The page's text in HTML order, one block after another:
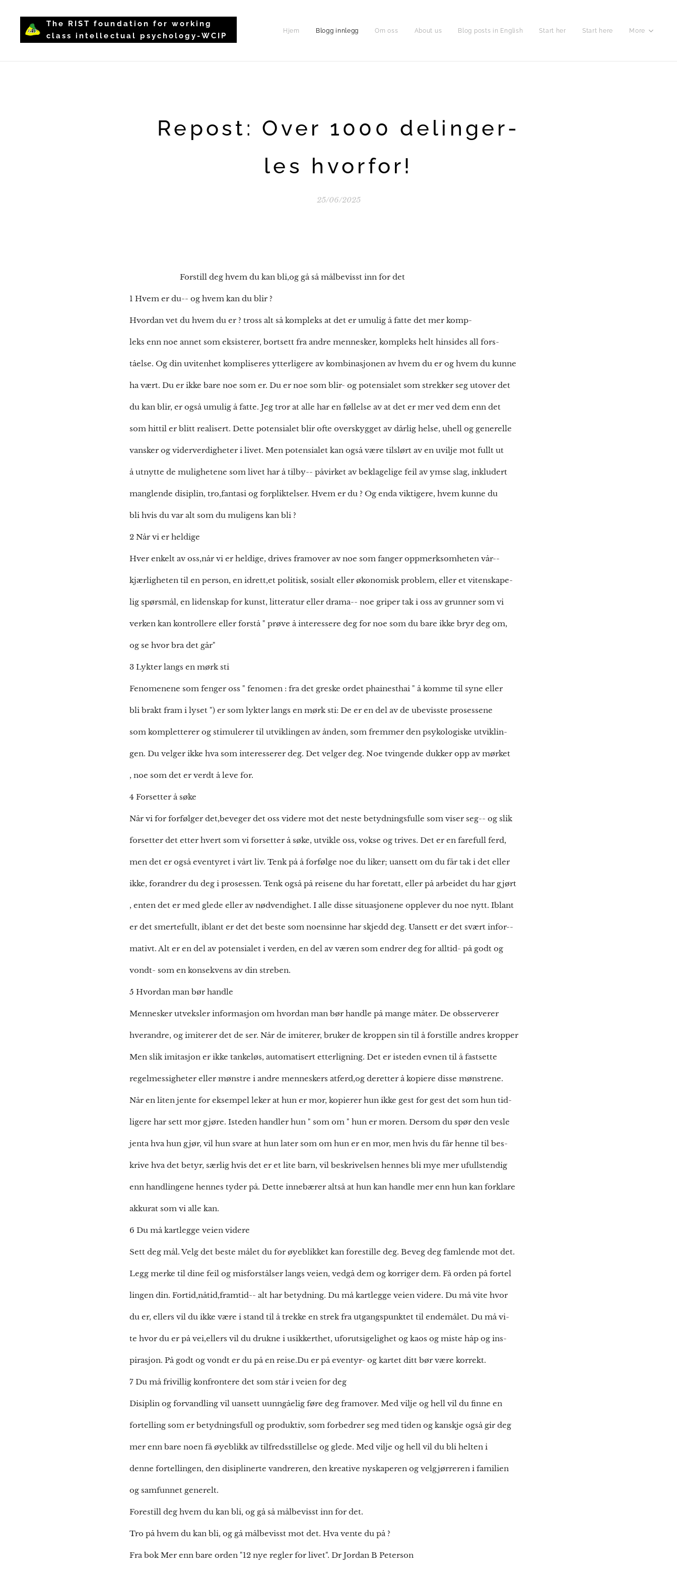
The RIST foundation for working
class intellectual psychology-WCIP
Hjem Blogg innlegg Om oss About us Blog posts in English Start her Start here More
Repost: Over 1000 delinger-
les hvorfor!
25/06/2025
Forstill deg hvem du kan bli,og gå så målbevisst inn for det
1 Hvem er du-- og hvem kan du blir ?
Hvordan vet du hvem du er ? tross alt så kompleks at det er umulig å fatte det mer komp-
leks enn noe annet som eksisterer, bortsett fra andre mennesker, kompleks helt hinsides all fors-
tåelse. Og din uvitenhet kompliseres ytterligere av kombinasjonen av hvem du er og hvem du kunne
ha vært. Du er ikke bare noe som er. Du er noe som blir- og potensialet som strekker seg utover det
du kan blir, er også umulig å fatte. Jeg tror at alle har en føllelse av at det er mer ved dem enn det
som hittil er blitt realisert. Dette potensialet blir ofte overskygget av dårlig helse, uhell og generelle
vansker og viderverdigheter i livet. Men potensialet kan også være tilslørt av en uvilje mot fullt ut
å utnytte de mulighetene som livet har å tilby-- påvirket av beklagelige feil av ymse slag, inkludert
manglende disiplin, tro,fantasi og forpliktelser. Hvem er du ? Og enda viktigere, hvem kunne du
bli hvis du var alt som du muligens kan bli ?
2 Når vi er heldige
Hver enkelt av oss,når vi er heldige, drives framover av noe som fanger oppmerksomheten vår--
kjærligheten til en person, en idrett,et politisk, sosialt eller økonomisk problem, eller et vitenskape-
lig spørsmål, en lidenskap for kunst, litteratur eller drama-- noe griper tak i oss av grunner som vi
verken kan kontrollere eller forstå " prøve å interessere deg for noe som du bare ikke bryr deg om,
og se hvor bra det går"
3 Lykter langs en mørk sti
Fenomenene som fenger oss " fenomen : fra det greske ordet phainesthai " å komme til syne eller
bli brakt fram i lyset ") er som lykter langs en mørk sti: De er en del av de ubevisste prosessene
som kompletterer og stimulerer til utviklingen av ånden, som fremmer den psykologiske utviklin-
gen. Du velger ikke hva som interesserer deg. Det velger deg. Noe tvingende dukker opp av mørket
, noe som det er verdt å leve for.
4 Forsetter å søke
Når vi for forfølger det,beveger det oss videre mot det neste betydningsfulle som viser seg-- og slik
forsetter det etter hvert som vi forsetter å søke, utvikle oss, vokse og trives. Det er en farefull ferd,
men det er også eventyret i vårt liv. Tenk på å forfølge noe du liker; uansett om du får tak i det eller
ikke, forandrer du deg i prosessen. Tenk også på reisene du har foretatt, eller på arbeidet du har gjørt
, enten det er med glede eller av nødvendighet. I alle disse situasjonene opplever du noe nytt. Iblant
er det smertefullt, iblant er det det beste som noensinne har skjedd deg. Uansett er det svært infor--
mativt. Alt er en del av potensialet i verden, en del av væren som endrer deg for alltid- på godt og
vondt- som en konsekvens av din streben.
5 Hvordan man bør handle
Mennesker utveksler informasjon om hvordan man bør handle på mange måter. De obsserverer
hverandre, og imiterer det de ser. Når de imiterer, bruker de kroppen sin til å forstille andres kropper
Men slik imitasjon er ikke tankeløs, automatisert etterligning. Det er isteden evnen til å fastsette
regelmessigheter eller mønstre i andre menneskers atferd,og deretter å kopiere disse mønstrene.
Når en liten jente for eksempel leker at hun er mor, kopierer hun ikke gest for gest det som hun tid-
ligere har sett mor gjøre. Isteden handler hun " som om " hun er moren. Dersom du spør den vesle
jenta hva hun gjør, vil hun svare at hun later som om hun er en mor, men hvis du får henne til bes-
krive hva det betyr, særlig hvis det er et lite barn, vil beskrivelsen hennes bli mye mer ufullstendig
enn handlingene hennes tyder på. Dette innebærer altså at hun kan handle mer enn hun kan forklare
akkurat som vi alle kan.
6 Du må kartlegge veien videre
Sett deg mål. Velg det beste målet du for øyeblikket kan forestille deg. Beveg deg famlende mot det.
Legg merke til dine feil og misforstålser langs veien, vedgå dem og korriger dem. Få orden på fortel
lingen din. Fortid,nåtid,framtid-- alt har betydning. Du må kartlegge veien videre. Du må vite hvor
du er, ellers vil du ikke være i stand til å trekke en strek fra utgangspunktet til endemålet. Du må vi-
te hvor du er på vei,ellers vil du drukne i usikkerthet, uforutsigelighet og kaos og miste håp og ins-
pirasjon. På godt og vondt er du på en reise.Du er på eventyr- og kartet ditt bør være korrekt.
7 Du må frivillig konfrontere det som står i veien for deg
Disiplin og forvandling vil uansett uunngåelig føre deg framover. Med vilje og hell vil du finne en
fortelling som er betydningsfull og produktiv, som forbedrer seg med tiden og kanskje også gir deg
mer enn bare noen få øyeblikk av tilfredsstillelse og glede. Med vilje og hell vil du bli helten i
denne fortellingen, den disiplinerte vandreren, den kreative nyskaperen og velgjørreren i familien
og samfunnet generelt.
Forestill deg hvem du kan bli, og gå så målbevisst inn for det.
Tro på hvem du kan bli, og gå målbevisst mot det. Hva vente du på ?
Fra bok Mer enn bare orden "12 nye regler for livet". Dr Jordan B Peterson